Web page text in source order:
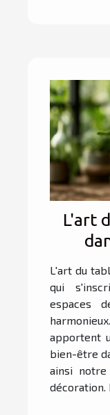
L'art
L'art du
qui
espaces
apportent
bien-être
ainsi
décoration.